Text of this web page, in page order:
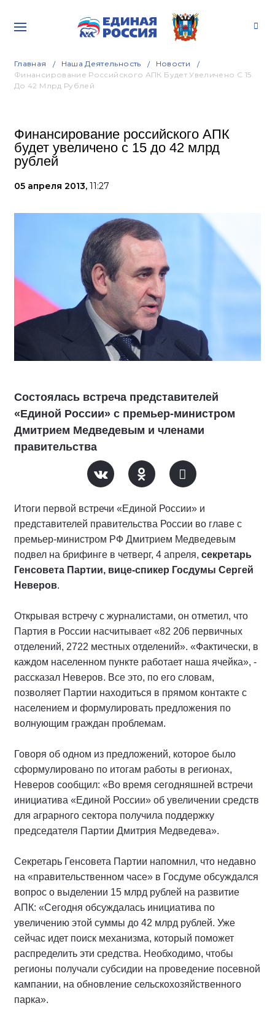
Главная Наша Деятельность
Новости
Финансирование Российского АПК Будет Увеличено С 15
До 42 Млрд Рублей
Финансирование российского АПК
будет увеличено с 15 до 42 млрд
рублей
05 апреля 2013, 11:27
Состоялась встреча представителей
«Единой России» с премьер-министром
Дмитрием Медведевым и членами
правительства
Итоги первой встречи «Единой России» и
представителей правительства России во главе с
премьер-министром РФ Дмитрием Медведевым
подвел на брифинге в четверг, 4 апреля, секретарь
Генсовета Партии, вице-спикер Госдумы Сергей
Неверов.
Открывая встречу с журналистами, он отметил, что
Партия в России насчитывает «82 206 первичных
отделений, 2722 местных отделений». «Фактически, в
каждом населенном пункте работает наша ячейка», -
рассказал Неверов. Все это, по его словам,
позволяет Партии находиться в прямом контакте с
населением и формулировать предложения по
волнующим граждан проблемам.
Говоря об одном из предложений, которое было
сформулировано по итогам работы в регионах,
Неверов сообщил: «Во время сегодняшней встречи
инициатива «Единой России» об увеличении средств
для аграрного сектора получила поддержку
председателя Партии Дмитрия Медведева».
Секретарь Генсовета Партии напомнил, что недавно
на «правительственном часе» в Госдуме обсуждался
вопрос о выделении 15 млрд рублей на развитие
АПК: «Сегодня обсуждалась инициатива по
увеличению этой суммы до 42 млрд рублей. Уже
сейчас идет поиск механизма, который поможет
распределить эти средства. Необходимо, чтобы
регионы получали субсидии на проведение посевной
кампании, на обновление сельскохозяйственного
парка».